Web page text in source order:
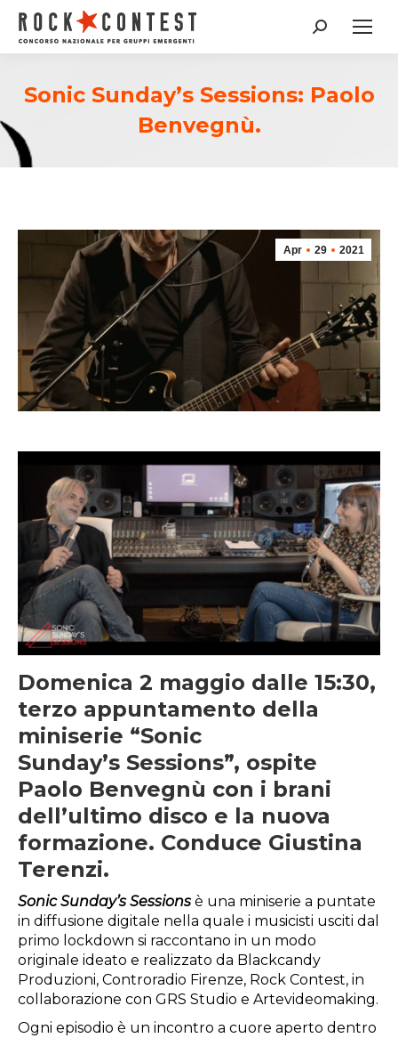
Cerca:
Sonic Sunday’s Sessions: Paolo
Benvegnù.
Apr 29 2021
Domenica 2 maggio dalle 15:30,
terzo appuntamento della
miniserie “Sonic
Sunday’s Sessions”, ospite
Paolo Benvegnù con i brani
dell’ultimo disco e la nuova
formazione. Conduce Giustina
Terenzi.
Sonic Sunday’s Sessionsè una miniserie a puntate
in diffusione digitale nella quale i musicisti usciti dal
primo lockdown si raccontano in un modo
originale ideato e realizzato da Blackcandy
Produzioni, Controradio Firenze, Rock Contest, in
collaborazione con GRS Studio e Artevideomaking.
Ogni episodio è un incontro a cuore aperto dentro